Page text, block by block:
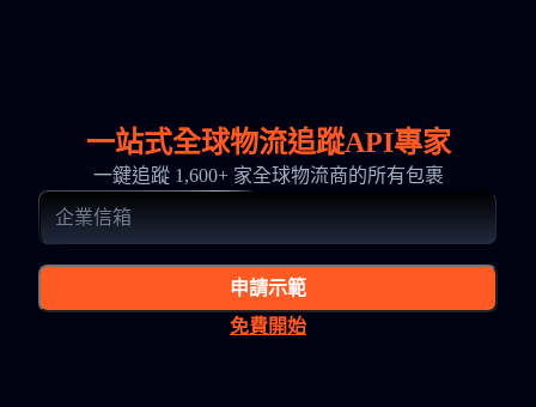
一站式全球物流追蹤API專家
一鍵追蹤 1,600+ 家全球物流商的所有包裹
申請示範
免費開始